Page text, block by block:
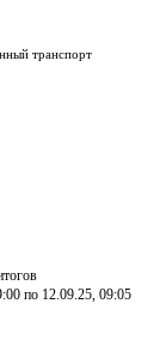
транспорт
по 12.09.25, 09:05